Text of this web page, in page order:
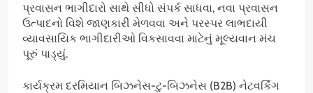
પ્રવાસન ભાગીદારો સાથે સીધો સંપર્ક સાધવા, નવા પ્રવાસન
ઉત્પાદનો વિશે જાણકારી મેળવવા અને પરસ્પર લાભદાયી
વ્યાવસાયિક ભાગીદારીઓ વિકસાવવા માટેનું મૂલ્યવાન મંચ
પૂરું પાડ્યું.
કાર્યક્રમ દરમિયાન બિઝનેસ-ટુ-બિઝનેસ (B2B) નેટવર્કિંગ